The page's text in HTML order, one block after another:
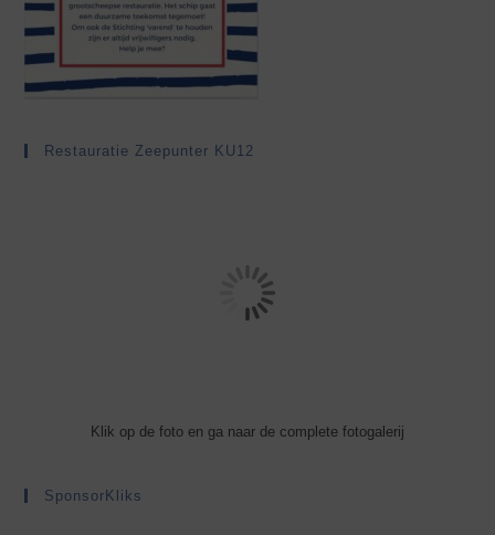
Restauratie Zeepunter KU12
Klik op de foto en ga naar de complete fotogalerij
SponsorKliks